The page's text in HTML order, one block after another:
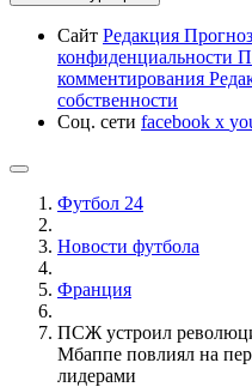
Сайт Редакция
конфиденциальности
комментирования
собственности
Соц. сети facebook x
Футбол 24
Новости футбола
Франция
ПСЖ устроил
Мбаппе повлиял на
лидерами